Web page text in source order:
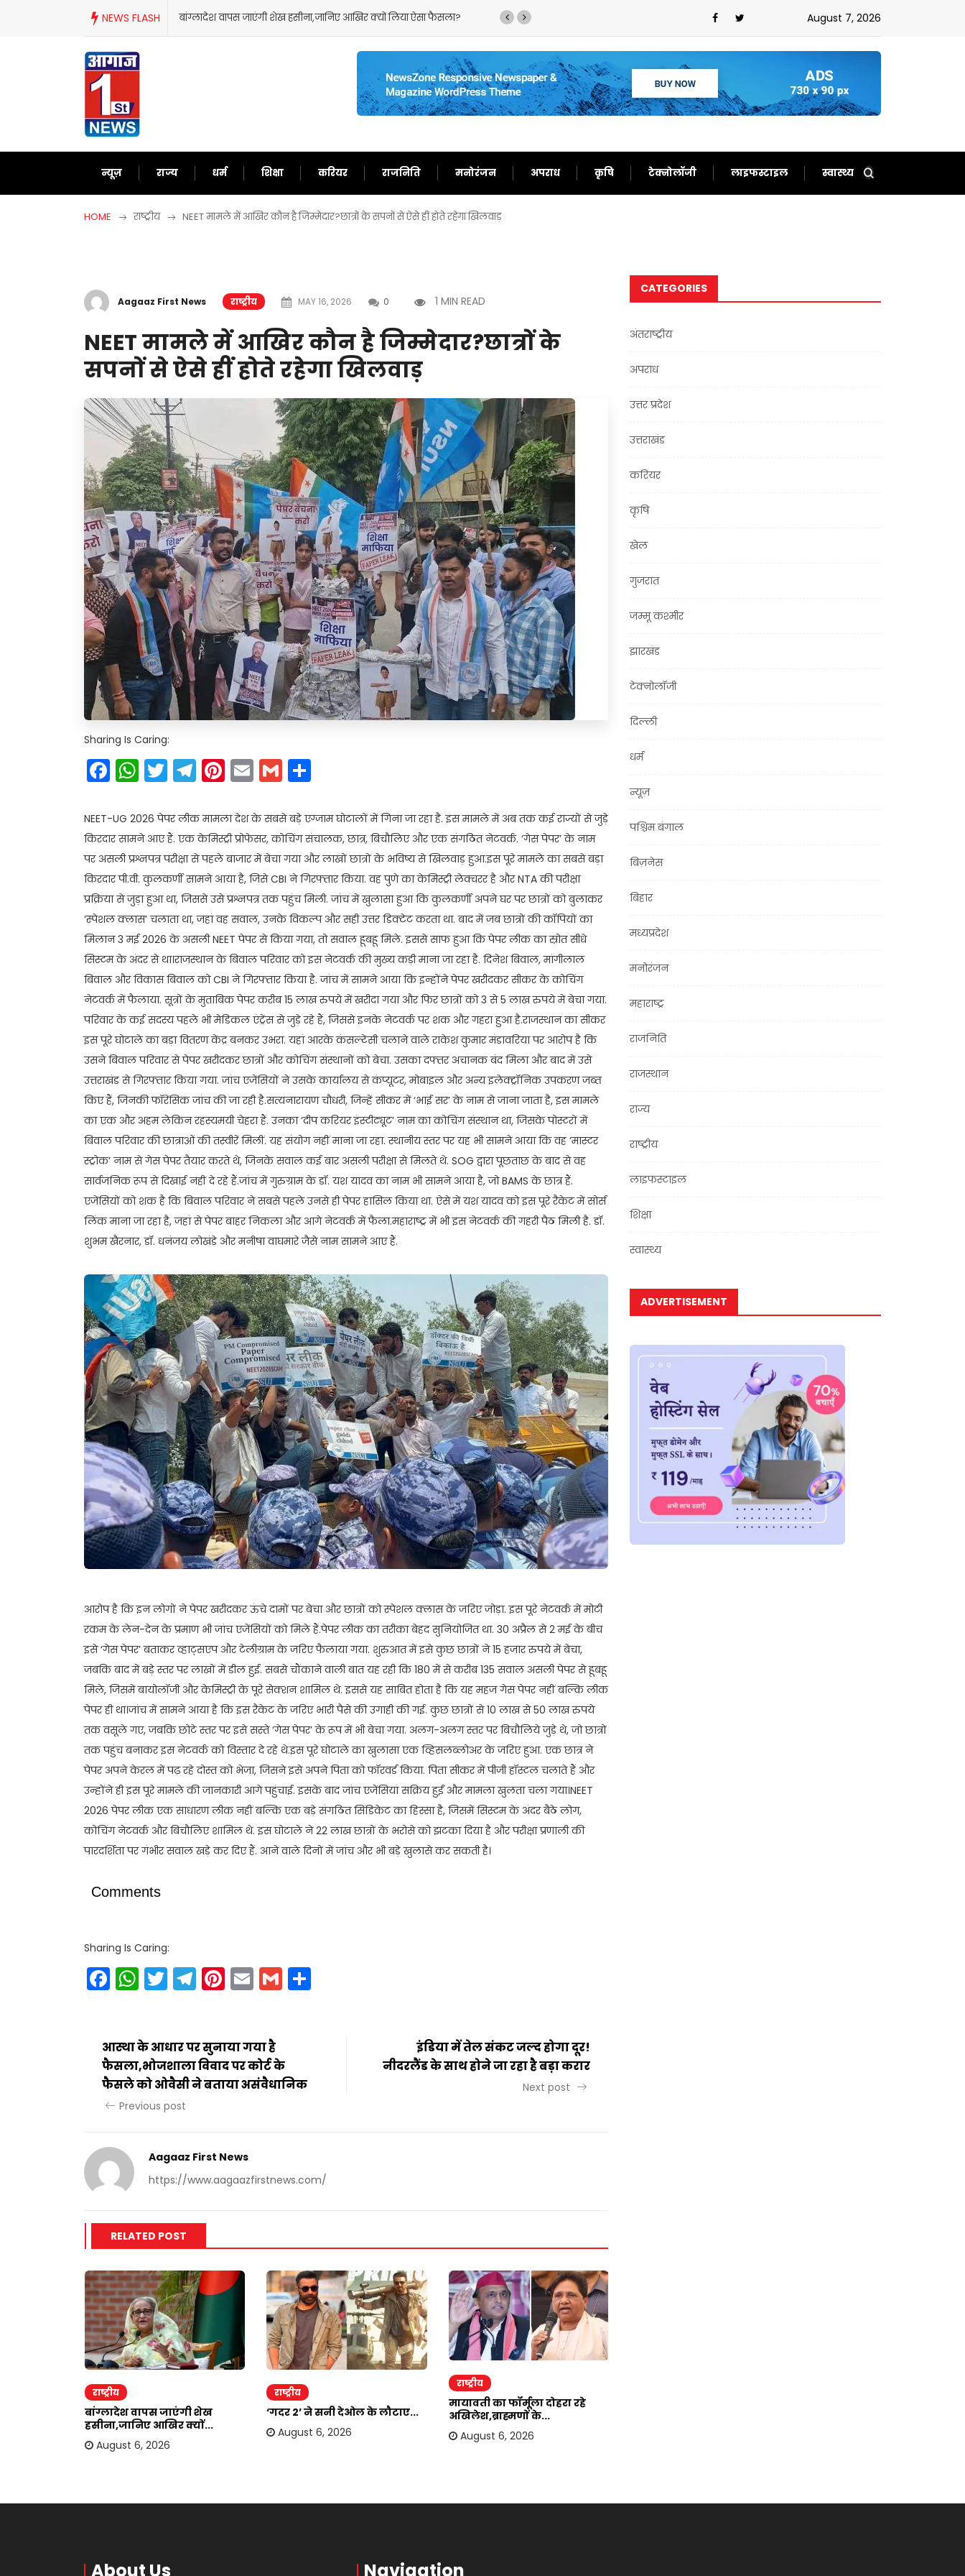
NEWS FLASH
हसीना,जानिए आखिर क्यों लिया ऐसा फैसला? ‘गदर 2’ ने सनी देओल के लौटाए अच्छे दिन,फिर से बन गए दर्शकों का खास August 7, 2026
न्यूज़ राज्य धर्म शिक्षा करियर राजनिति मनोरंजन अपराध कृषि टेक्नोलॉजी लाइफस्टाइल स्वास्थ्य
HOME राष्ट्रीय NEET मामले में आखिर कौन है जिम्मेदार?छात्रों के सपनों से ऐसे हीं होते रहेगा खिलवाड़
Aagaaz First News राष्ट्रीय MAY 16, 2026 0 1 MIN READ
NEET मामले में आखिर कौन है जिम्मेदार?छात्रों के
सपनों से ऐसे हीं होते रहेगा खिलवाड़
Sharing Is Caring:
Facebook
WhatsApp
Twitter
Telegram
Pinterest
EmailGmail
NEET-UG 2026 पेपर लीक मामला देश के सबसे बड़े एग्जाम घोटालों में गिना जा रहा है. इस मामले में अब तक कई राज्यों से जुड़े
किरदार सामने आए हैं. एक केमिस्ट्री प्रोफेसर, कोचिंग संचालक, छात्र, बिचौलिए और एक संगठित नेटवर्क. ‘गेस पेपर’ के नाम
पर असली प्रश्नपत्र परीक्षा से पहले बाजार में बेचा गया और लाखों छात्रों के भविष्य से खिलवाड़ हुआ.इस पूरे मामले का सबसे बड़ा
किरदार पी.वी. कुलकर्णी सामने आया है, जिसे CBI ने गिरफ्तार किया. वह पुणे का केमिस्ट्री लेक्चरर है और NTA की परीक्षा
प्रक्रिया से जुड़ा हुआ था, जिससे उसे प्रश्नपत्र तक पहुंच मिली. जांच में खुलासा हुआ कि कुलकर्णी अपने घर पर छात्रों को बुलाकर
‘स्पेशल क्लास’ चलाता था, जहां वह सवाल, उनके विकल्प और सही उत्तर डिक्टेट करता था. बाद में जब छात्रों की कॉपियों का
मिलान 3 मई 2026 के असली NEET पेपर से किया गया, तो सवाल हूबहू मिले. इससे साफ हुआ कि पेपर लीक का स्रोत सीधे
सिस्टम के अंदर से था।राजस्थान के बिवाल परिवार को इस नेटवर्क की मुख्य कड़ी माना जा रहा है. दिनेश बिवाल, मांगीलाल
बिवाल और विकास बिवाल को CBI ने गिरफ्तार किया है. जांच में सामने आया कि इन्होंने पेपर खरीदकर सीकर के कोचिंग
नेटवर्क में फैलाया. सूत्रों के मुताबिक पेपर करीब 15 लाख रुपये में खरीदा गया और फिर छात्रों को 3 से 5 लाख रुपये में बेचा गया.
परिवार के कई सदस्य पहले भी मेडिकल एंट्रेंस से जुड़े रहे हैं, जिससे इनके नेटवर्क पर शक और गहरा हुआ है.राजस्थान का सीकर
इस पूरे घोटाले का बड़ा वितरण केंद्र बनकर उभरा. यहां आरके कंसल्टेंसी चलाने वाले राकेश कुमार मंडावरिया पर आरोप है कि
उसने बिवाल परिवार से पेपर खरीदकर छात्रों और कोचिंग संस्थानों को बेचा. उसका दफ्तर अचानक बंद मिला और बाद में उसे
उत्तराखंड से गिरफ्तार किया गया. जांच एजेंसियों ने उसके कार्यालय से कंप्यूटर, मोबाइल और अन्य इलेक्ट्रॉनिक उपकरण जब्त
किए हैं, जिनकी फॉरेंसिक जांच की जा रही है.सत्यनारायण चौधरी, जिन्हें सीकर में ‘भाई सर’ के नाम से जाना जाता है, इस मामले
का एक और अहम लेकिन रहस्यमयी चेहरा हैं. उनका ‘दीप करियर इंस्टीट्यूट’ नाम का कोचिंग संस्थान था, जिसके पोस्टरों में
बिवाल परिवार की छात्राओं की तस्वीरें मिलीं. यह संयोग नहीं माना जा रहा. स्थानीय स्तर पर यह भी सामने आया कि वह ‘मास्टर
स्ट्रोक’ नाम से गेस पेपर तैयार करते थे, जिनके सवाल कई बार असली परीक्षा से मिलते थे. SOG द्वारा पूछताछ के बाद से वह
सार्वजनिक रूप से दिखाई नहीं दे रहे हैं.जांच में गुरुग्राम के डॉ. यश यादव का नाम भी सामने आया है, जो BAMS के छात्र हैं.
एजेंसियों को शक है कि बिवाल परिवार ने सबसे पहले उनसे ही पेपर हासिल किया था. ऐसे में यश यादव को इस पूरे रैकेट में सोर्स
लिंक माना जा रहा है, जहां से पेपर बाहर निकला और आगे नेटवर्क में फैला.महाराष्ट्र में भी इस नेटवर्क की गहरी पैठ मिली है. डॉ.
शुभम खैरनार, डॉ. धनंजय लोखंडे और मनीषा वाघमारे जैसे नाम सामने आए हैं.
आरोप है कि इन लोगों ने पेपर खरीदकर ऊंचे दामों पर बेचा और छात्रों को स्पेशल क्लास के जरिए जोड़ा. इस पूरे नेटवर्क में मोटी
रकम के लेन-देन के प्रमाण भी जांच एजेंसियों को मिले हैं.पेपर लीक का तरीका बेहद सुनियोजित था. 30 अप्रैल से 2 मई के बीच
इसे ‘गेस पेपर’ बताकर व्हाट्सएप और टेलीग्राम के जरिए फैलाया गया. शुरुआत में इसे कुछ छात्रों ने 15 हजार रुपये में बेचा,
जबकि बाद में बड़े स्तर पर लाखों में डील हुई. सबसे चौंकाने वाली बात यह रही कि 180 में से करीब 135 सवाल असली पेपर से हूबहू
मिले, जिसमें बायोलॉजी और केमिस्ट्री के पूरे सेक्शन शामिल थे. इससे यह साबित होता है कि यह महज गेस पेपर नहीं बल्कि लीक
पेपर ही था।जांच में सामने आया है कि इस रैकेट के जरिए भारी पैसे की उगाही की गई. कुछ छात्रों से 10 लाख से 50 लाख रुपये
तक वसूले गए, जबकि छोटे स्तर पर इसे सस्ते ‘गेस पेपर’ के रूप में भी बेचा गया. अलग-अलग स्तर पर बिचौलिये जुड़े थे, जो छात्रों
तक पहुंच बनाकर इस नेटवर्क को विस्तार दे रहे थे.इस पूरे घोटाले का खुलासा एक व्हिसलब्लोअर के जरिए हुआ. एक छात्र ने
पेपर अपने केरल में पढ़ रहे दोस्त को भेजा, जिसने इसे अपने पिता को फॉरवर्ड किया. पिता सीकर में पीजी हॉस्टल चलाते हैं और
उन्होंने ही इस पूरे मामले की जानकारी आगे पहुंचाई. इसके बाद जांच एजेंसियां सक्रिय हुईं और मामला खुलता चला गया।NEET
2026 पेपर लीक एक साधारण लीक नहीं बल्कि एक बड़े संगठित सिंडिकेट का हिस्सा है, जिसमें सिस्टम के अंदर बैठे लोग,
कोचिंग नेटवर्क और बिचौलिए शामिल थे. इस घोटाले ने 22 लाख छात्रों के भरोसे को झटका दिया है और परीक्षा प्रणाली की
पारदर्शिता पर गंभीर सवाल खड़े कर दिए हैं. आने वाले दिनों में जांच और भी बड़े खुलासे कर सकती है।
Comments
Sharing Is Caring:
Facebook
WhatsApp
Twitter
Telegram
Pinterest
EmailGmail
आस्था के आधार पर सुनाया गया है
फैसला,भोजशाला विवाद पर कोर्ट के
फैसले को ओवैसी ने बताया असंवैधानिक
Previous post
इंडिया में तेल संकट जल्द होगा दूर!
नीदरलैंड के साथ होने जा रहा है बड़ा करार
Next post
Aagaaz First News
https://www.aagaazfirstnews.com/
RELATED POST
राष्ट्रीय
बांग्लादेश वापस जाएंगी शेख
हसीना,जानिए आखिर क्यों...
August 6, 2026
राष्ट्रीय
‘गदर 2’ ने सनी देओल के लौटाए...
August 6, 2026
राष्ट्रीय
मायावती का फॉर्मूला दोहरा रहे
अखिलेश,ब्राह्मणों के...
August 6, 2026
CATEGORIES
अंतराष्ट्रीय
अपराध
उत्तर प्रदेश
उत्तराखंड
करियर
कृषि
खेल
गुजरात
जम्मू कश्मीर
झारखंड
टेक्नोलॉजी
दिल्ली
धर्म
न्यूज़
पश्चिम बंगाल
बिज़नेस
बिहार
मध्यप्रदेश
मनोरंजन
महाराष्ट्र
राजनिति
राजस्थान
राज्य
राष्ट्रीय
लाइफस्टाइल
शिक्षा
स्वास्थ्य
ADVERTISEMENT
About Us Navigation